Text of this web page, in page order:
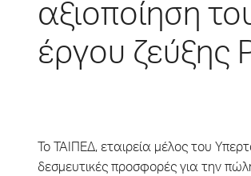
αξιοποίηση
έργου ζεύξης
Το ΤΑΙΠΕΔ, εταιρεία μέλος του
δεσμευτικές προσφορές για την